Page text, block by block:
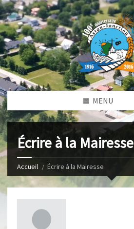
MENU
Écrire à la Mairesse
Accueil Écrire à la Mairesse